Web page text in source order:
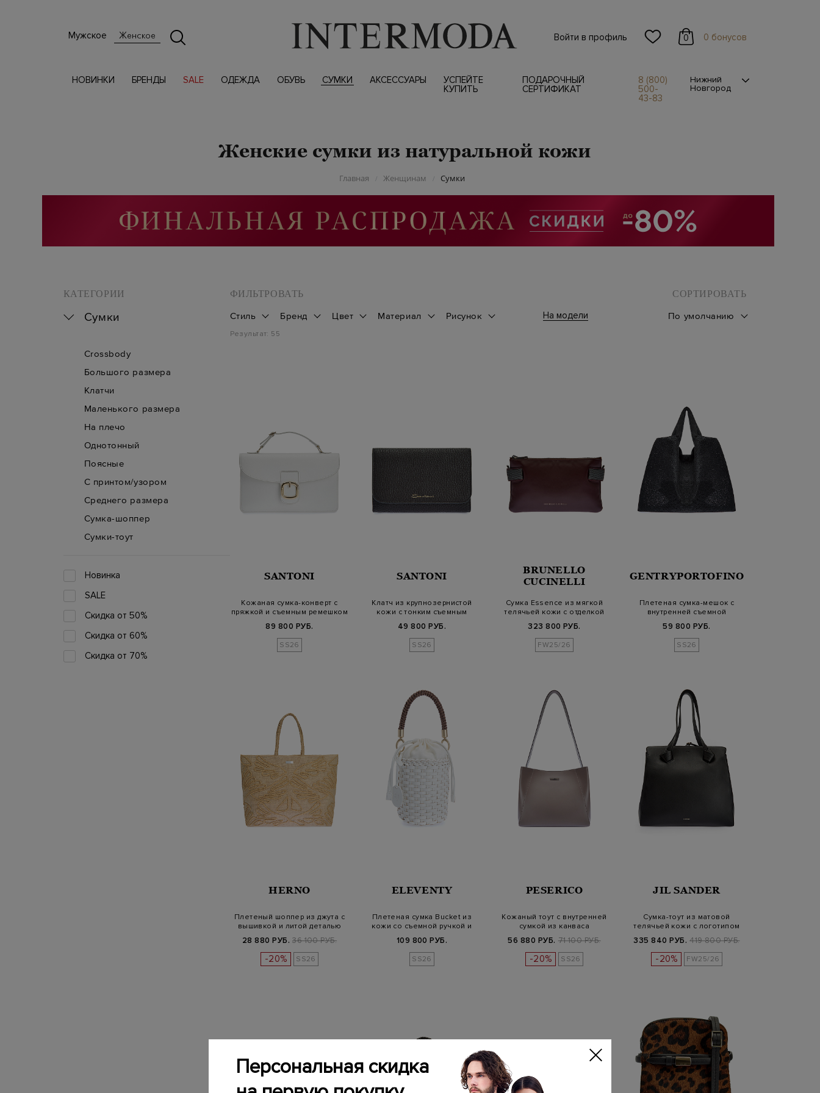
Мужское Женское Войти в профиль 0 0 бонусов
НОВИНКИ БРЕНДЫ SALE ОДЕЖДА ОБУВЬ СУМКИ АКСЕССУАРЫ
УСПЕЙТЕ
КУПИТЬ
ПОДАРОЧНЫЙ
СЕРТИФИКАТ
8 (800)
500-
43-83
Нижний
Новгород
Женские сумки из натуральной кожи
Главная / Женщинам / Сумки
КАТЕГОРИИ
Сумки
Crossbody
Большого размера
Клатчи
Маленького размера
На плечо
Однотонный
Поясные
С принтом/узором
Среднего размера
Сумка-шоппер
Сумки-тоут
Новинка
SALE
Скидка от 50%
Скидка от 60%
Скидка от 70%
ФИЛЬТРОВАТЬ
Стиль Бренд Цвет Материал Рисунок На модели
СОРТИРОВАТЬ
По умолчанию
Результат: 55
SANTONI
Кожаная сумка-конверт с
пряжкой и съемным ремешком
89 800 РУБ.
SS26
SANTONI
Клатч из крупнозернистой
кожи с тонким съемным
49 800 РУБ.
SS26
BRUNELLO
CUCINELLI
Сумка Essence из мягкой
телячьей кожи с отделкой
323 800 РУБ.
FW25/26
GENTRYPORTOFINO
Плетеная сумка-мешок с
внутренней съемной
59 800 РУБ.
SS26
HERNO
Плетеный шоппер из джута с
вышивкой и литой деталью
28 880 РУБ. 36 100 РУБ.
-20% SS26
ELEVENTY
Плетеная сумка Bucket из
кожи со съемной ручкой и
109 800 РУБ.
SS26
PESERICO
Кожаный тоут с внутренней
сумкой из канваса
56 880 РУБ. 71 100 РУБ.
-20% SS26
JIL SANDER
Сумка-тоут из матовой
телячьей кожи с логотипом
335 840 РУБ. 419 800 РУБ.
-20% FW25/26
Персональная скидка